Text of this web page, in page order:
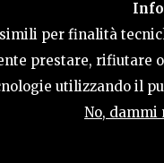
per finalità
prestare, rifiutare
utilizzando il
No,
ACTIVITIES